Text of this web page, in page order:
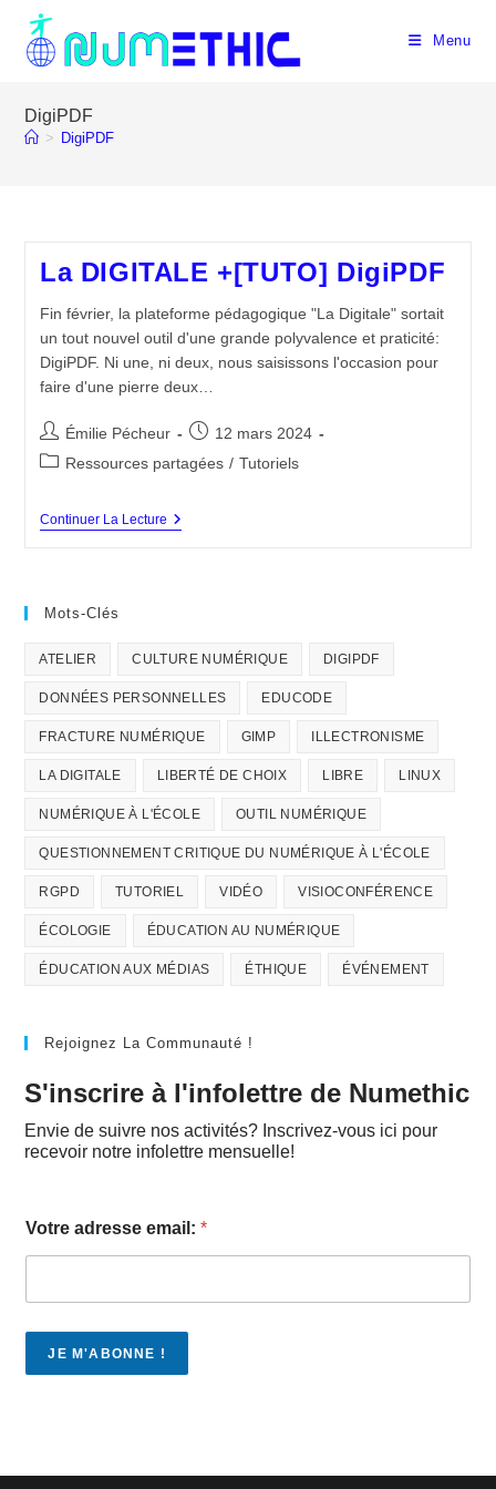
content
Menu
DigiPDF
> DigiPDF
La DIGITALE +[TUTO] DigiPDF
Fin février, la plateforme pédagogique "La Digitale" sortait
un tout nouvel outil d'une grande polyvalence et praticité:
DigiPDF. Ni une, ni deux, nous saisissons l'occasion pour
faire d'une pierre deux…
Auteur/autrice
de
Émilie Pécheur
Publication
publiée :
12 mars 2024
PostRessources partagées / Tutoriels
Continuer La LectureLa
Mots-Clés
ATELIER CULTURE NUMÉRIQUE DIGIPDF
DONNÉES PERSONNELLES EDUCODE
FRACTURE NUMÉRIQUE GIMP ILLECTRONISME
LA DIGITALE LIBERTÉ DE CHOIX LIBRE LINUX
NUMÉRIQUE À L'ÉCOLE OUTIL NUMÉRIQUE
QUESTIONNEMENT CRITIQUE DU NUMÉRIQUE À L'ÉCOLE
RGPD TUTORIEL VIDÉO VISIOCONFÉRENCE
ÉCOLOGIE ÉDUCATION AU NUMÉRIQUE
ÉDUCATION AUX MÉDIAS ÉTHIQUE ÉVÉNEMENT
Rejoignez La Communauté !
S'inscrire à l'infolettre de Numethic
Envie de suivre nos activités? Inscrivez-vous ici pour
recevoir notre infolettre mensuelle!
Votre adresse email:*
JE M'ABONNE !